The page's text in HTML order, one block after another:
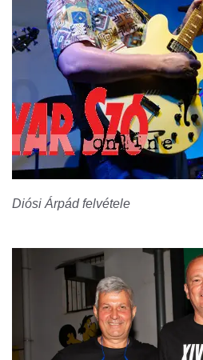
Diósi Árpád felvétele